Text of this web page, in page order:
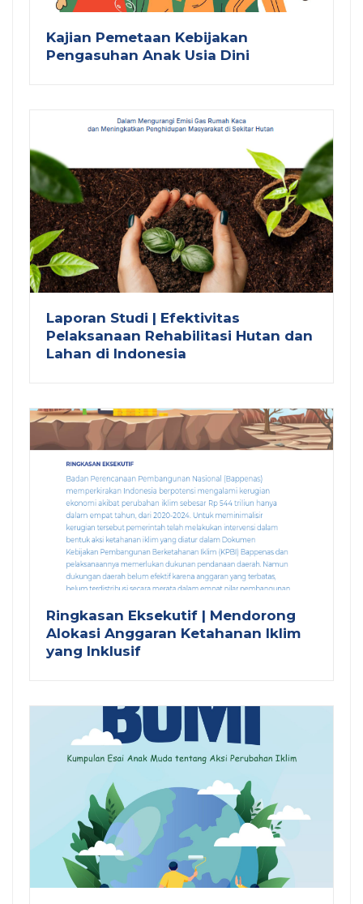
Kajian Pemetaan Kebijakan
Pengasuhan Anak Usia Dini
Laporan Studi | Efektivitas
Pelaksanaan Rehabilitasi Hutan dan
Lahan di Indonesia
Ringkasan Eksekutif | Mendorong
Alokasi Anggaran Ketahanan Iklim
yang Inklusif